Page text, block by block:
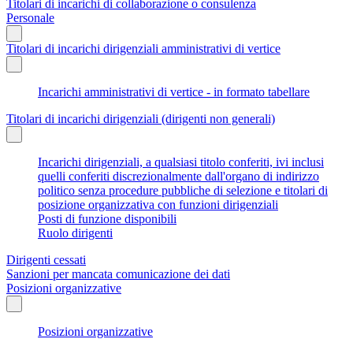
Titolari di incarichi di collaborazione o consulenza
Personale
Titolari di incarichi dirigenziali amministrativi di vertice
Incarichi amministrativi di vertice - in formato tabellare
Titolari di incarichi dirigenziali (dirigenti non generali)
Incarichi dirigenziali, a qualsiasi titolo conferiti, ivi inclusi
quelli conferiti discrezionalmente dall'organo di indirizzo
politico senza procedure pubbliche di selezione e titolari di
posizione organizzativa con funzioni dirigenziali
Posti di funzione disponibili
Ruolo dirigenti
Dirigenti cessati
Sanzioni per mancata comunicazione dei dati
Posizioni organizzative
Posizioni organizzative